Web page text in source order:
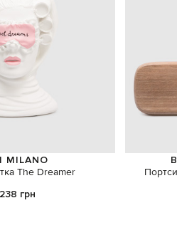
MILANO
The Dreamer
грн